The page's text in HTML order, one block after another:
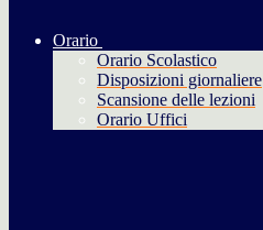
Orario
Orario Scolastico
Disposizioni giornaliere
Scansione delle lezioni
Orario Uffici